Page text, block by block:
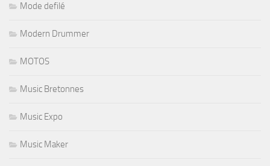
Mode defilé
Modern Drummer
MOTOS
Music Bretonnes
Music Expo
Music Maker